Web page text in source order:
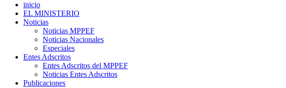
inicio
EL MINISTERIO
Noticias
Noticias MPPEF
Noticias Nacionales
Especiales
Entes Adscritos
Entes Adscritos del MPPEF
Noticias Entes Adscritos
Publicaciones